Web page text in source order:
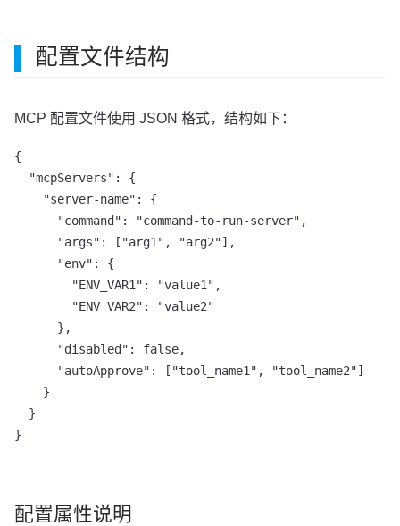
配置文件结构
MCP 配置文件使用 JSON 格式，结构如下：
{
  "mcpServers": {
    "server-name": {
      "command": "command-to-run-server",
      "args": ["arg1", "arg2"],
      "env": {
        "ENV_VAR1": "value1",
        "ENV_VAR2": "value2"
      },
      "disabled": false,
      "autoApprove": ["tool_name1", "tool_name2"]
    }
  }
}
配置属性说明